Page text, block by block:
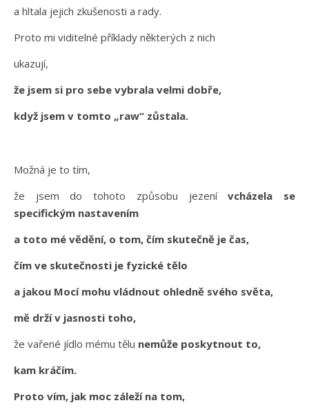
a hltala jejich zkušenosti a rady.
Proto mi viditelné příklady některých z nich
ukazují,
že jsem si pro sebe vybrala velmi dobře,
když jsem v tomto „raw“ zůstala.
Možná je to tím,
že jsem do tohoto způsobu jezenívcházela se
specifickým nastavením
a toto mé vědění, o tom, čím skutečně je čas,
čím ve skutečnosti je fyzické tělo
a jakou Mocí mohu vládnout ohledně svého světa,
mě drží v jasnosti toho,
že vařené jídlo mému tělu nemůže poskytnout to,
kam kráčím.
Proto vím, jak moc záleží na tom,